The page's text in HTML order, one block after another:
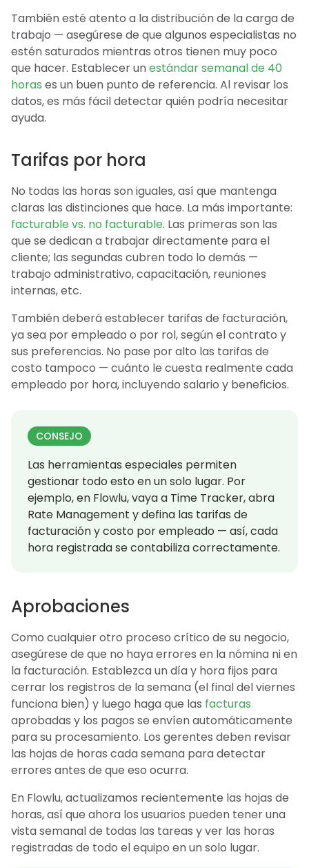
También esté atento a la distribución de la carga de
trabajo — asegúrese de que algunos especialistas no
estén saturados mientras otros tienen muy poco
que hacer. Establecer unestándar semanal de 40
horas es un buen punto de referencia. Al revisar los
datos, es más fácil detectar quién podría necesitar
ayuda.
Tarifas por hora
No todas las horas son iguales, así que mantenga
claras las distinciones que hace. La más importante:
facturable vs. no facturable. Las primeras son las
que se dedican a trabajar directamente para el
cliente; las segundas cubren todo lo demás —
trabajo administrativo, capacitación, reuniones
internas, etc.
También deberá establecer tarifas de facturación,
ya sea por empleado o por rol, según el contrato y
sus preferencias. No pase por alto las tarifas de
costo tampoco — cuánto le cuesta realmente cada
empleado por hora, incluyendo salario y beneficios.
CONSEJO
Las herramientas especiales permiten
gestionar todo esto en un solo lugar. Por
ejemplo, en Flowlu, vaya a Time Tracker, abra
Rate Management y defina las tarifas de
facturación y costo por empleado — así, cada
hora registrada se contabiliza correctamente.
Aprobaciones
Como cualquier otro proceso crítico de su negocio,
asegúrese de que no haya errores en la nómina ni en
la facturación. Establezca un día y hora fijos para
cerrar los registros de la semana (el final del viernes
funciona bien) y luego haga que las facturas
aprobadas y los pagos se envíen automáticamente
para su procesamiento. Los gerentes deben revisar
las hojas de horas cada semana para detectar
errores antes de que eso ocurra.
En Flowlu, actualizamos recientemente las hojas de
horas, así que ahora los usuarios pueden tener una
vista semanal de todas las tareas y ver las horas
registradas de todo el equipo en un solo lugar.